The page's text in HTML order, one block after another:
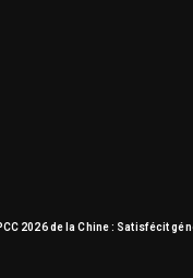
2026 de la Chine : Satisfécit